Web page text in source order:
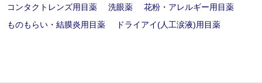
コンタクトレンズ用目薬
洗眼薬
花粉・アレルギー用目薬
ものもらい・結膜炎用目薬
ドライアイ(人工涙液)用目薬